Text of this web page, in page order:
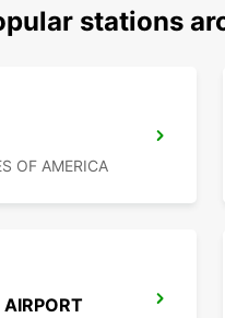
stations
OF AMERICA